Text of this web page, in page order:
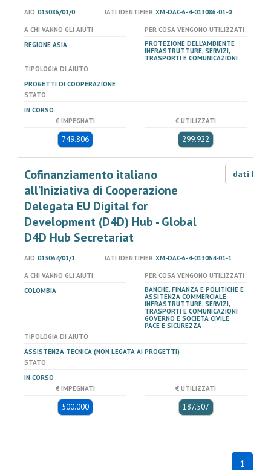
AID 013086/01/0 IATI IDENTIFIER XM-DAC-6-4-013086-01-0
A CHI VANNO GLI AIUTI
REGIONE ASIA
PER COSA VENGONO UTILIZZATI
PROTEZIONE DELL'AMBIENTE
INFRASTRUTTURE, SERVIZI,
TRASPORTI E COMUNICAZIONI
TIPOLOGIA DI AIUTO
PROGETTI DI COOPERAZIONE
STATO
IN CORSO
€ IMPEGNATI
749.806
€ UTILIZZATI
299.922
Cofinanziamento italiano
all’Iniziativa di Cooperazione
Delegata EU Digital for
Development (D4D) Hub - Global
D4D Hub Secretariat
dati LOD
AID 013064/01/1 IATI IDENTIFIER XM-DAC-6-4-013064-01-1
A CHI VANNO GLI AIUTI
COLOMBIA
PER COSA VENGONO UTILIZZATI
BANCHE, FINANZA E POLITICHE E
ASSITENZA COMMERCIALE
INFRASTRUTTURE, SERVIZI,
TRASPORTI E COMUNICAZIONI
GOVERNO E SOCIETÀ CIVILE,
PACE E SICUREZZA
TIPOLOGIA DI AIUTO
ASSISTENZA TECNICA (NON LEGATA AI PROGETTI)
STATO
IN CORSO
€ IMPEGNATI
500.000
€ UTILIZZATI
187.507
1